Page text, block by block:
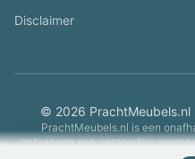
Disclaimer
© 2026 PrachtMeubels.nl
PrachtMeubels.nl is een
ontvangen een vergoeding